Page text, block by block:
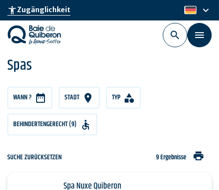
Skip
main
content
accessibility_newZugänglichkeit de
keyboard_arrow_down
Spas
WANN ? STADT TYP
BEHINDERTENGERECHT (9)
SUCHE ZURÜCKSETZEN 9 Ergebnisse print
Spa Nuxe Quiberon